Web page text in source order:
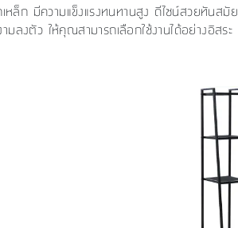
หล็ก มีความแข็งแรงทนทานสูง ดีไซน์สวยทันส
ลงตัว ให้คุณสามารถเลือกใช้งานได้อย่างอิสระ